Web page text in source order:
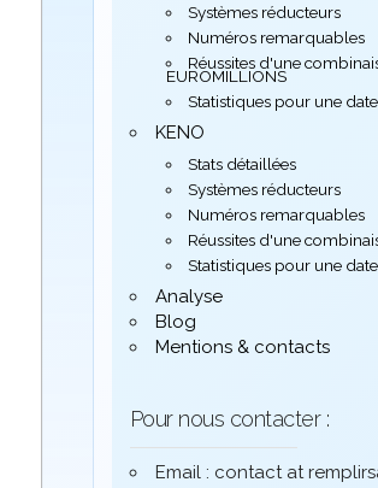
Systèmes réducteurs
Numéros remarquables
Réussites d'une
EUROMILLIONS
Statistiques pour une
KENO
Stats détaillées
Systèmes réducteurs
Numéros remarquables
Réussites d'une
Statistiques pour une
Analyse
Blog
Mentions & contacts
Pour nous contacter :
Email : contact at